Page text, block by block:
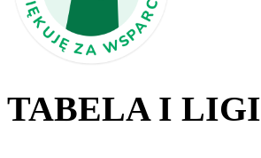
TABELA I LIGI